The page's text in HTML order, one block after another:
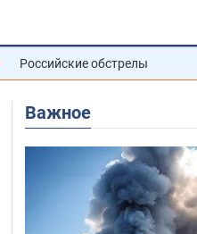
Российские обстрелы
Важное